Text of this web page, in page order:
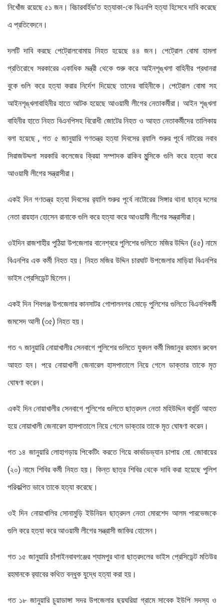
নিখোঁজ রয়েছে ৫১ জন। বিচারবর্হিভ’ত হত্যাকা-কে বিএনপি হত্যা হিসেবে দাবি করেছে
এ প্রতিবেদনে।
দলটি দাবি করছে পেট্রোলবোমায় নিহত হয়েছে ৪৪ জন। পেট্রোল বোমা হামলা
প্রতিরোধে সরকারের একাধিক মন্ত্রী থেকে শুরু করে আইনশৃঙ্খলা বাহিনীর প্রধানরা
বুকে গুলি করে হত্যা করার নির্দেশ দিয়েছে তাদের বাহিনীকে। পেট্রোল বোমা সহ
আইনশৃঙ্খলাবাহিনীর হাতে আটক হয়েছে আওয়ামী লীগের নেতাকর্মীরা। আইন শৃঙ্খলা
বাহিনীর হাতে নিহত বিএনপিসহ বিরোধী জোটের নিহত ও আহত নেতাকর্মীদের তালিকায়
বলা হয়েছে , গত ৫ জানুয়ারি গণতন্ত্র হত্যা দিবসের র‌্যালি শুরুর পূর্বে নাটরের নবাব
সিরাজউদ্দলা সরকারি কলেজের ক্রিয়া সম্পাদক রাকিব মুন্সিকে গুলি করে হত্যা করে
আওয়ামী লীগের সন্ত্রাসীরা।
একই দিন গণতন্ত্র হত্যা দিবসের র‌্যালি শুরুর পূর্বে নাটোরের সিঙ্গার থানা ছাত্র দলের
নেতা রায়হান হোসেন রানাকে গুলি করে হত্যা করে আওয়ামী লীগের সন্ত্রাসীরা।
ওইদিন রাজশাহীর পুঠিয়া উপজেলার বানেশ্বরে পুলিশের গুলিতে মজির উদ্দিন (৪৫) নামে
বিএনপির এক কর্মী নিহত হয়। নিহত মজির উদ্দিন চারঘাট উপজেলার মাড়িয়া বিএনপির
ভাইস প্রেসিডেন্ট ছিলেন।
একই দিন শিবগঞ্জ উপজেলার কানসাটর গোপালনগর মোড়ে পুলিশের গুলিতে বিএনপিকর্মী
জমসেদ আলী (৩৫) নিহত হয়।
গত ৭ জানুয়ারি নোয়াখালীর সেনবাগে পুলিশের গুলিতে যুবদল কর্মী মিজানুর রহমান রুবেল
আহত হন। পরে নোয়াখালী জেনারেল হাসপাতালে নিয়ে গেলে ডাক্তার তাকে মৃত
ঘোষণা করেন।
একই দিন নোয়াখালীর সেনবাগে পুলিশের গুলিতে ছাত্রদল নেতা মহিউদ্দিন বাবুর্চি আহত
হয়ে নোয়াখালী জেনারেল হাসপাতালে নিয়ে গেলে ডাক্তার তাকে মৃত ঘোষণা করেন।
গত ১৪ জানুয়ারি লোহাগড়ায় পিকেটিং করতে গিয়ে কার্ভাডভ্যান চাপায় মো. জোবায়ের
(২০) নামে শিবির কর্মী নিহত হয়। কিন্ত ছাত্র শিবির থেকে দাবি করা হয়েছে পুলিশ
পরিকল্পিত ভাবে তাকে হত্যা করেছে।
ওই দিন নোয়াখালির সোনামুড়ি ইউনিয়ন ছাত্রদল নেতা মোরশেদ আলম পারভেজকে
গুলি করে হত্যা করে আওয়ামী লীগের সন্ত্রাসী জাকির হোসেন।
গত ১৫ জানুয়ারি চাঁপাইনবাবগঞ্জের শ্যামপুর থানা ছাত্রদলের ভাইস প্রেসিডেন্ট মতিউর
রহমানকে র‌্যাবের কথিত বন্ধুক যুদ্ধে হত্যা করা হয়।
গত ১৮ জানুয়ারি চুয়াডাঙ্গা সদর উপজেলার ছয়ঘরিয়া গ্রামে সাবেক ইউপি সদস্য ও